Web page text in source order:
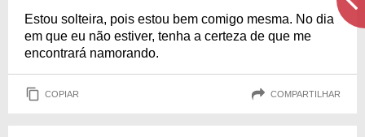
Estou solteira, pois estou bem comigo mesma. No dia
em que eu não estiver, tenha a certeza de que me
encontrará namorando.
COPIAR COMPARTILHAR